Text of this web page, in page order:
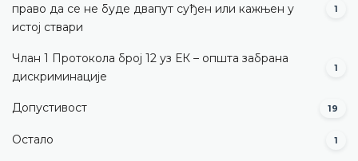
право да се не буде двапут суђен или кажњен у
истој ствари
1
Члан 1 Протокола број 12 уз ЕК – општа забрана
дискриминације
1
Допустивост 19
Остало 1